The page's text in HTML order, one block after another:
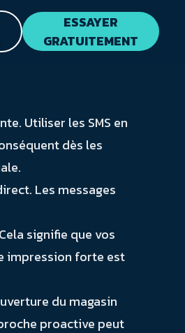
ESSAYER
GRATUITEMENT
Utiliser les SMS en
dès les
Les messages
signifie que vos
impression forte est
du magasin
proactive peut